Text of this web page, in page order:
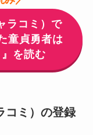
ラコミ）で
童貞勇者は
を読む
コミ）の登録